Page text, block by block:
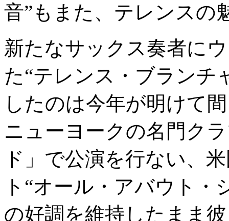
音”もまた、テレンスの
新たなサックス奏者に
た“テレンス・ブランチ
したのは今年が明けて
ニューヨークの名門ク
ド」で公演を行ない、
ト“オール・アバウト
の好調を維持したまま